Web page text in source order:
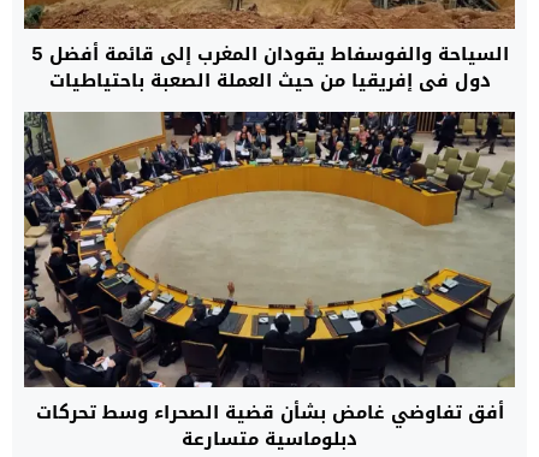
السياحة والفوسفاط يقودان المغرب إلى قائمة أفضل 5
دول في إفريقيا من حيث العملة الصعبة باحتياطيات
قياسية بلغت 48,6 مليار دولار
أفق تفاوضي غامض بشأن قضية الصحراء وسط تحركات
دبلوماسية متسارعة